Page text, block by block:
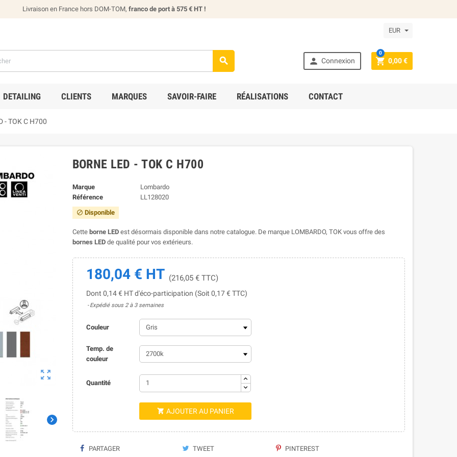
Livraison en France hors DOM-TOM, franco de port à 575 € HT !
EUR
  Connexion  0,00 €
0
DETAILING CLIENTS MARQUES SAVOIR-FAIRE RÉALISATIONS CONTACT
- TOK C H700


BORNE LED - TOK C H700
Marque
Lombardo
Référence
LL128020
 Disponible
Cette borne LEDest désormais disponible dans notre catalogue. De marque LOMBARDO, TOK vous offre des
bornes LEDde qualité pour vos extérieurs.
180,04 € HT (216,05 € TTC)
Dont 0,14 € HT d'éco-participation (Soit 0,17 € TTC)
Expédié sous 2 à 3 semaines
Couleur
Temp. de
couleur
Quantité
 AJOUTER AU PANIER
PARTAGER TWEET PINTEREST